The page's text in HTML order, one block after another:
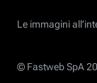
Le immagini
© Fastweb SpA